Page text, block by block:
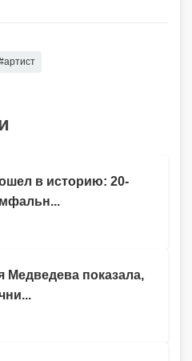
в историю: 20-
Медведева показала,